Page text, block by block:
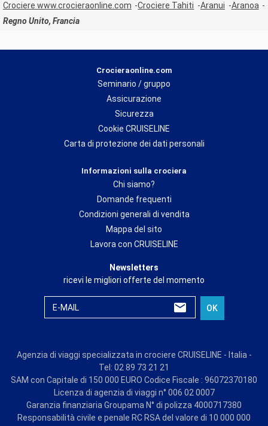
Crociere www.crocieraonline.com Crociere Tahiti Aranui
Aranoa
Regno Unito, Francia
Crocieraonline.com
Seminario / gruppo
Assicurazione
Sicurezza
Cookie CRUISELINE
Carta di protezione dei dati personali
Informazioni sulla crociera
Chi siamo?
Domande frequenti
Condizioni generali di vendita
Mappa del sito
Lavora con CRUISELINE
Newsletters
ricevi le migliori offerte del momento
E-MAIL OK
Agenzia di viaggi specializzata in crociere CRUISELINE - Italia -
Tel: 02 89 73 21 21
SAM con Capitale di 150 000 EURO Codice Fiscale : 96072370180
Licenza di agenzia di viaggi n° 006 02 0007
Garanzia finanziaria Groupama N° di polizza 4000717380
Responsabilità civile e penale RC RSA del valore di 10 000 000